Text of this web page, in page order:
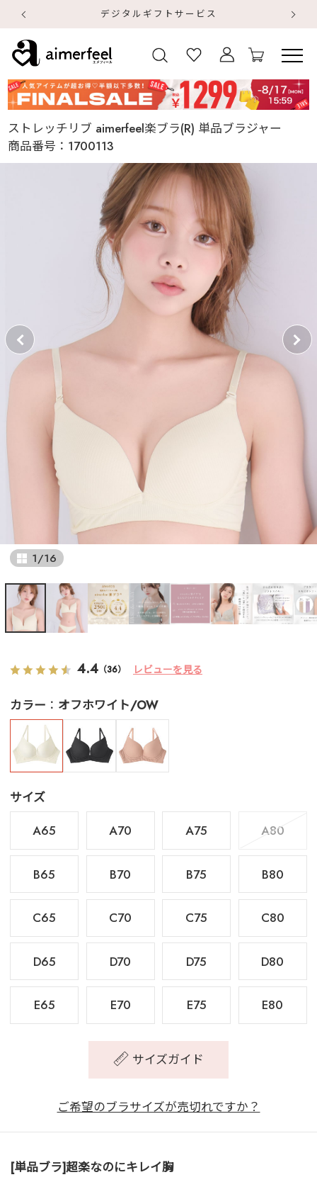
デジタルギフトサービス
ストレッチリブ aimerfeel楽ブラ(R) 単品ブラジャー
商品番号： 1700113
1/16
4.4 （36） レビューを見る
カラー オフホワイト/OW
サイズ
A65
A70 A75 A80
B65 B70 B75 B80
C65 C70 C75 C80
D65 D70 D75 D80
E65 E70 E75 E80
サイズガイド
ご希望のブラサイズが売切れですか？
[単品ブラ]超楽なのにキレイ胸